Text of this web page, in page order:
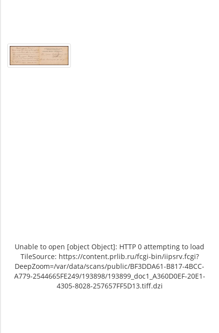
Unable to open [object Object]: HTTP 0 attempting to load
TileSource: https://content.prlib.ru/fcgi-bin/iipsrv.fcgi?
DeepZoom=/var/data/scans/public/BF3DDA61-B817-4BCC-
A779-2544665FE249/193898/193899_doc1_A360D0EF-20E1-
4305-8028-257657FF5D13.tiff.dzi